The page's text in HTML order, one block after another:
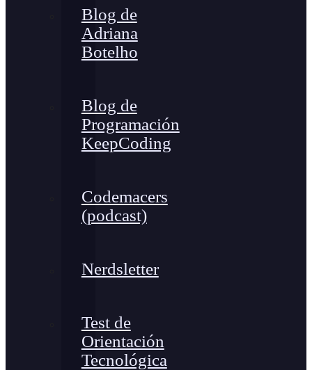
Blog de
Adriana
Botelho
Blog de
Programación
KeepCoding
Codemacers
(podcast)
Nerdsletter
Test de
Orientación
Tecnológica